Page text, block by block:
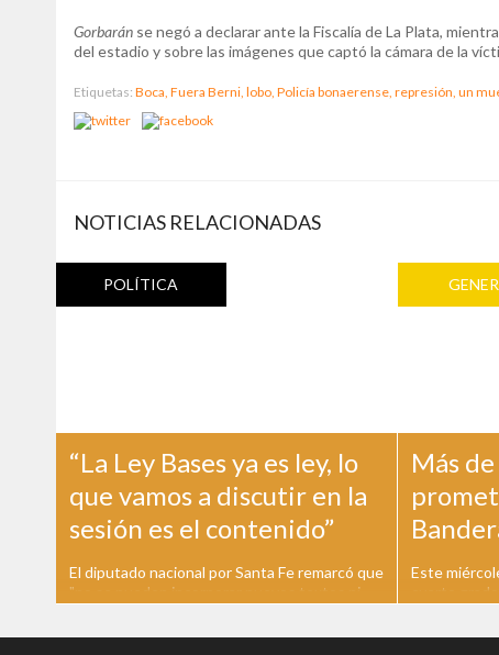
Gorbaránse negó a declarar ante la Fiscalía de La Plata,
del estadio y sobre las imágenes que captó la cámara de la
Etiquetas: Boca, Fuera Berni, lobo, Policía bonaerense, represión, un
NOTICIAS RELACIONADAS
POLÍTICA
“La Ley Bases ya es ley, lo
que vamos a discutir en la
sesión es el contenido”
El diputado nacional por Santa Fe remarcó que
"no se pueden incorporar nuevos textos ni
Más
Este
cuarto